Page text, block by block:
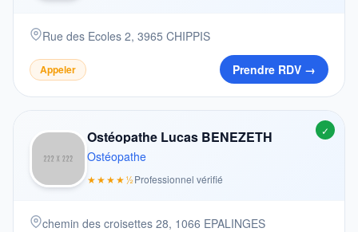
Rue des Ecoles 2, 3965 CHIPPIS
Appeler Prendre RDV →
✓
Ostéopathe Lucas BENEZETH
Ostéopathe
★★★★½Professionnel vérifié
chemin des croisettes 28, 1066 EPALINGES